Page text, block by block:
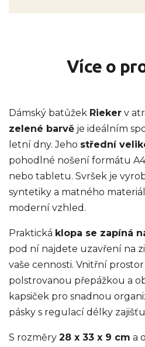
Více o
Dámský batůžek Rieker v
zelené barvě je ideálním
letní dny. Jeho střední
pohodlné nošení formátu
nebo tabletu. Svršek je
syntetiky a matného
moderní vzhled.
Praktická klopa se zapíná
pod ní najdete uzavření na
vaše cennosti. Vnitřní
polstrovanou přepážkou a
kapsiček pro snadnou
pásky s regulací délky
S rozměry 28 x 33 x 9 cm a